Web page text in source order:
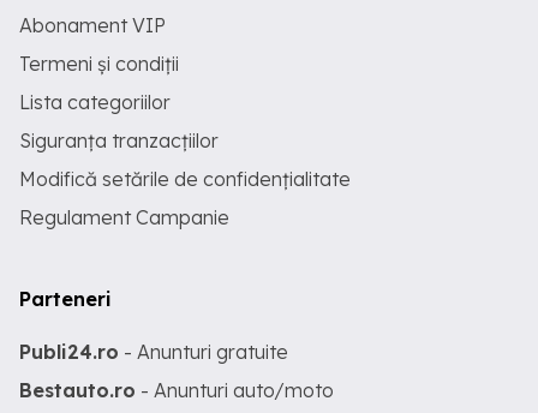
Abonament VIP
Termeni și condiții
Lista categoriilor
Siguranța tranzacțiilor
Modifică setările de confidențialitate
Regulament Campanie
Parteneri
Publi24.ro - Anunturi gratuite
Bestauto.ro - Anunturi auto/moto